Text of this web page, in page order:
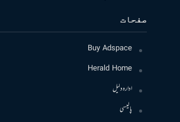
صفحات
Buy Adspace
Herald Home
ادارہ دلیل
پالیسی